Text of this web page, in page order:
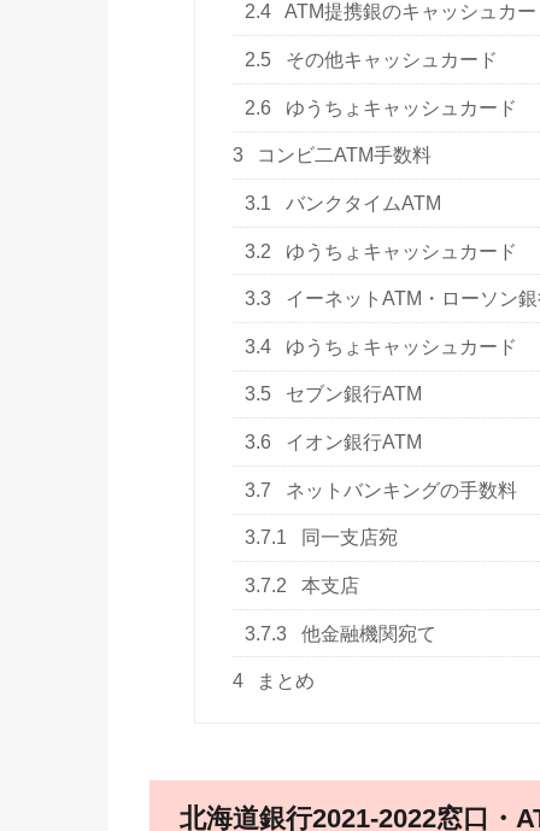
2.4 ATM提携銀のキャッシュカ
2.5 その他キャッシュカード
2.6 ゆうちょキャッシュカード
3 コンビ二ATM手数料
3.1 バンクタイムATM
3.2 ゆうちょキャッシュカード
3.3 イーネットATM・ローソン
3.4 ゆうちょキャッシュカード
3.5 セブン銀行ATM
3.6 イオン銀行ATM
3.7 ネットバンキングの手数料
3.7.1 同一支店宛
3.7.2 本支店
3.7.3 他金融機関宛て
4 まとめ
北海道銀行2021-2022窓口・